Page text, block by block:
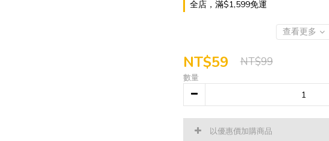
全店，滿$1,599免運
查看更多
NT$59 NT$99
數量
以優惠價加購商品